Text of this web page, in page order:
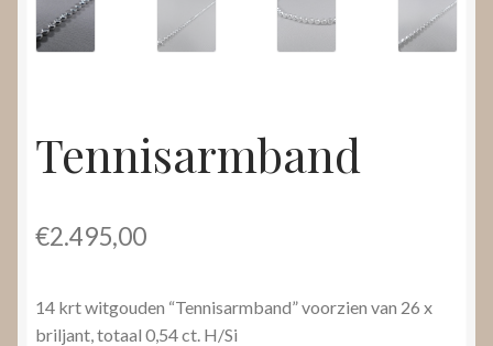
Tennisarmband
€2.495,00
14 krt witgouden “Tennisarmband” voorzien van 26 x
briljant, totaal 0,54 ct. H/Si